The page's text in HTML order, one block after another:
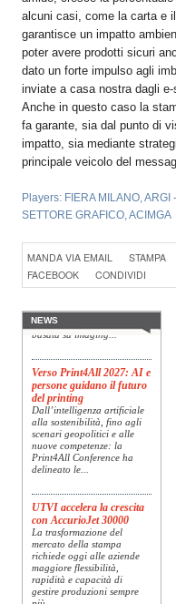
alcuni casi, come la carta e
garantisce un impatto
poter avere prodotti sicuri
dato un forte impulso agli
inviate a casa nostra dagli e-
Anche in questo caso la
fa garante, sia dal punto di
impatto, sia mediante
principale veicolo del
Players: FIERA MILANO ARGI
SETTORE GRAFICO ACIMGA
MANDA VIA EMAIL STAMPA
FACEBOOK
CONDIVIDI
NEWS
Konica Minolta presenta
Specim RETEX
Konica Minolta, realtà di
riferimento a livello globale
una soluzione completa
basata su imaging...
Verso Print4All 2027: AI e
persone guidano il futuro
del printing
Dall’intelligenza artificiale
alla sostenibilità, fino agli
scenari geopolitici e alle
nuove competenze: la
Print4All Conference ha
delineato le...
UTVI accelera la crescita
con AccurioJet 30000
La trasformazione del
mercato della stampa
richiede oggi alle aziende
maggiore flessibilità,
rapidità e capacità di
gestire produzioni sempre
più...